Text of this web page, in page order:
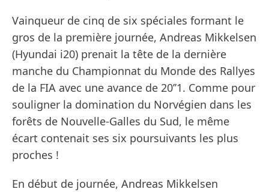
Vainqueur de cinq de six spéciales formant le
gros de la première journée, Andreas Mikkelsen
(Hyundai i20) prenait la tête de la dernière
manche du Championnat du Monde des Rallyes
de la FIA avec une avance de 20’’1. Comme pour
souligner la domination du Norvégien dans les
forêts de Nouvelle-Galles du Sud, le même
écart contenait ses six poursuivants les plus
proches !
En début de journée, Andreas Mikkelsen